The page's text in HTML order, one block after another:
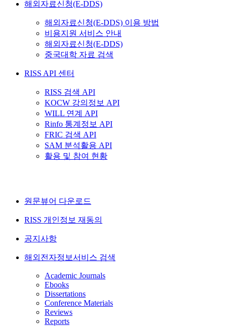
해외자료신청(E-DDS)
해외자료신청(E-DDS) 이용 방법
비용지원 서비스 안내
해외자료신청(E-DDS)
중국대학 자료 검색
RISS API 센터
RISS 검색 API
KOCW 강의정보 API
WILL 연계 API
Rinfo 통계정보 API
FRIC 검색 API
SAM 분석활용 API
활용 및 참여 현황
원문뷰어 다운로드
RISS 개인정보 재동의
공지사항
해외전자정보서비스 검색
Academic Journals
Ebooks
Dissertations
Conference Materials
Reviews
Reports